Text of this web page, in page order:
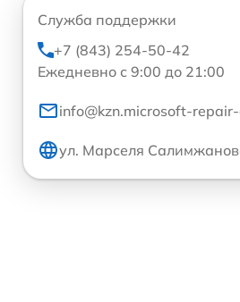
Служба поддержки
+7 (843) 254-50-42
Ежедневно с 9:00 до 21:00
info@kzn.microsoft-
ул. Марселя